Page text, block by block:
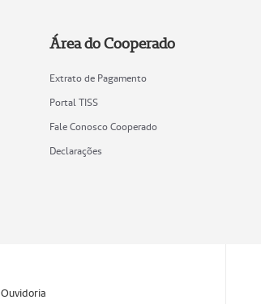
Área do Cooperado
Extrato de Pagamento
Portal TISS
Fale Conosco Cooperado
Declarações
Ouvidoria